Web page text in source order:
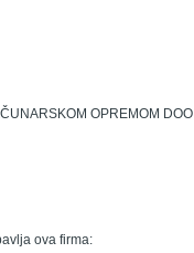
OPREMOM DOO
ova firma: